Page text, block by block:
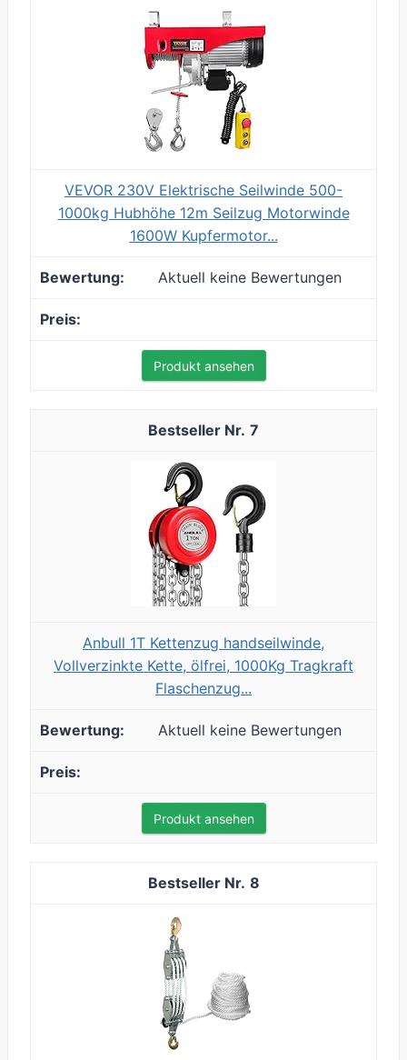
VEVOR 230V Elektrische Seilwinde 500-
1000kg Hubhöhe 12m Seilzug Motorwinde
1600W Kupfermotor...
Aktuell keine Bewertungen
Produkt ansehen
7
Anbull 1T Kettenzug handseilwinde,
Vollverzinkte Kette, ölfrei, 1000Kg Tragkraft
Flaschenzug...
Aktuell keine Bewertungen
Produkt ansehen
8